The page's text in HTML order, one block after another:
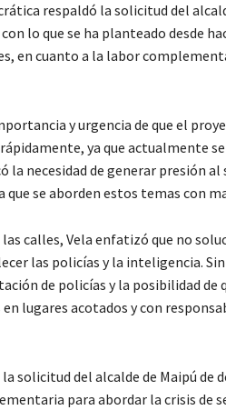
respaldó la solicitud del
lo que se ha planteado desde
en cuanto a la labor
y urgencia de que el
ya que actualmente
la necesidad de generar presión
se aborden estos temas con
calles, Vela enfatizó que no
las policías y la inteligencia.
de policías y la posibilidad de
lugares acotados y con
solicitud del alcalde de Maipú de
para abordar la crisis de